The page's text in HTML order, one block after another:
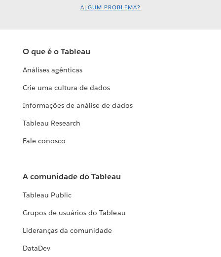
ALGUM PROBLEMA?
O que é o Tableau
Análises agênticas
Crie uma cultura de dados
Informações de análise de dados
Tableau Research
Fale conosco
A comunidade do Tableau
Tableau Public
Grupos de usuários do Tableau
Lideranças da comunidade
DataDev